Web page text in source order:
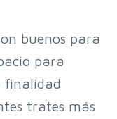
buenos para
para
finalidad
trates más